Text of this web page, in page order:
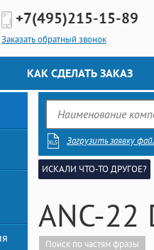
+7(495)215-15-89
Заказать обратный звонок
КАК СДЕЛАТЬ ЗАКАЗ
Загрузить заявку
ИСКАЛИ ЧТО-ТО ДРУГОЕ?
ANC-
Поиск по частям фразы